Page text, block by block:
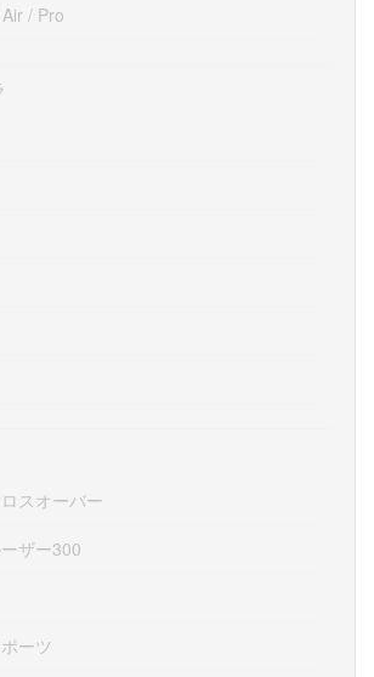
/ Pro
スオーバー
ザー300
ーツ